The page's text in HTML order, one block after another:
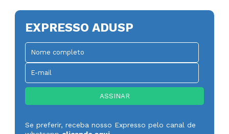
EXPRESSO ADUSP
Se preferir, receba nosso Expresso pelo canal de